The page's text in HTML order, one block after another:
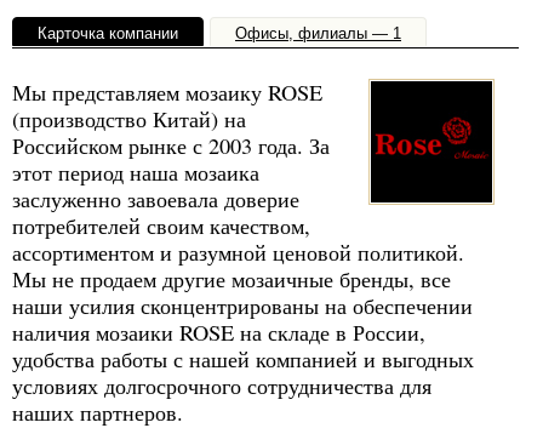
Карточка компании Офисы, филиалы — 1
Мы представляем мозаику ROSE
(производство Китай) на
Российском рынке с 2003 года. За
этот период наша мозаика
заслуженно завоевала доверие
потребителей своим качеством,
ассортиментом и разумной ценовой политикой.
Мы не продаем другие мозаичные бренды, все
наши усилия сконцентрированы на обеспечении
наличия мозаики ROSE на складе в России,
удобства работы с нашей компанией и выгодных
условиях долгосрочного сотрудничества для
наших партнеров.